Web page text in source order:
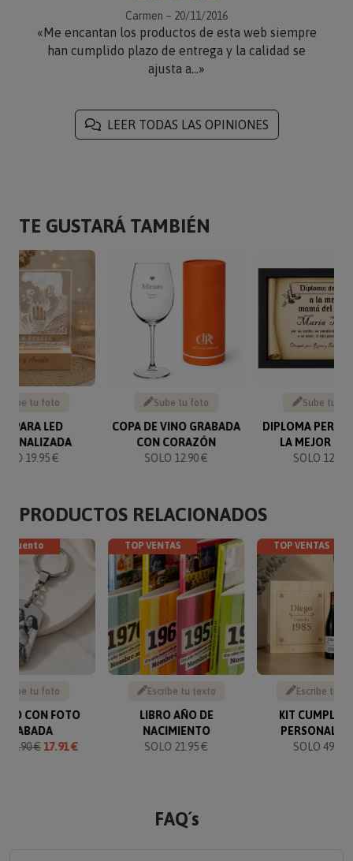
Carmen – 20/11/2016
«Me encantan los productos de esta web siempre
han cumplido plazo de entrega y la calidad se
ajusta a...»
LEER TODAS LAS OPINIONES
TE GUSTARÁ TAMBIÉN
Sube tu foto
LED
19.95 €
Sube tu foto
COPA DE VINO GRABADA
CON CORAZÓN
SOLO 12.90 €
Sube tu
DIPLOMA
LA MEJOR
SOLO 12.90
PRODUCTOS RELACIONADOS
Sube tu foto
CON FOTO
GRABADA
19.90 €17.91 €
TOP VENTAS
Escribe tu texto
LIBRO AÑO DE
NACIMIENTO
SOLO 21.95 €
TOP VENTAS
Escribe tu
KIT
SOLO 49.90
FAQ´s